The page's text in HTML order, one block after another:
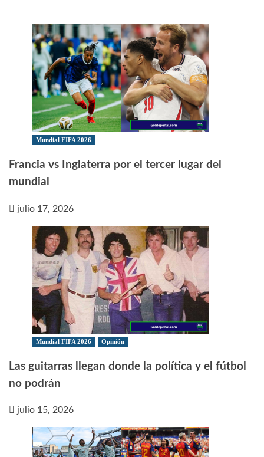
Mundial FIFA 2026
Francia vs Inglaterra por el tercer lugar del
mundial
julio 17, 2026
Mundial FIFA 2026 Opinión
Las guitarras llegan donde la política y el fútbol
no podrán
julio 15, 2026